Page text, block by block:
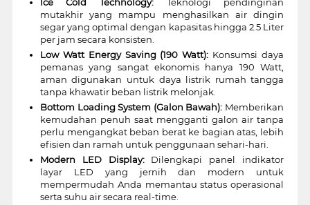
mutakhir yang mampu menghasilkan air dingin
segar yang optimal dengan kapasitas hingga 2.5 Liter
per jam secara konsisten.
Low Watt Energy Saving (190 Watt): Konsumsi daya
pemanas yang sangat ekonomis hanya 190 Watt,
aman digunakan untuk daya listrik rumah tangga
tanpa khawatir beban listrik melonjak.
Bottom Loading System (Galon Bawah): Memberikan
kemudahan penuh saat mengganti galon air tanpa
perlu mengangkat beban berat ke bagian atas, lebih
efisien dan ramah untuk penggunaan sehari-hari.
Modern LED Display:Dilengkapi panel indikator
layar LED yang jernih dan modern untuk
mempermudah Anda memantau status operasional
serta suhu air secara real-time.